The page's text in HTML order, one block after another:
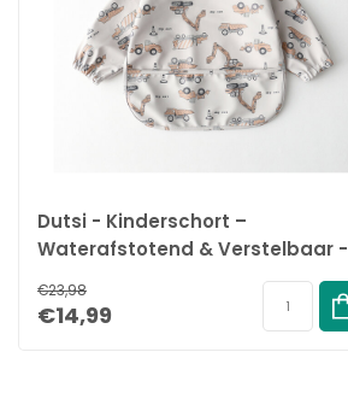
Dutsi - Kinderschort –
Waterafstotend & Verstelbaar -
6-12 maanden - Werkverkeer
€23,98
€14,99